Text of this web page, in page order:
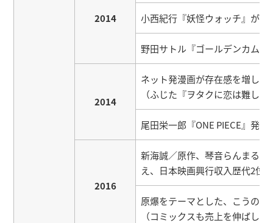
2014 小西紀行『妖怪ウォッチ』が
野田サトル『ゴールデンカムイ
2014
ネット発漫画が存在感を増し、
（ふじた『ヲタクに恋は難し
尾田栄一郎『ONE PIECE』発
2016
新海誠／原作、琴音らんまる
え、日本映画興行収入歴代2位
原爆をテーマとした、こうの
（コミックスも売上を伸ばし